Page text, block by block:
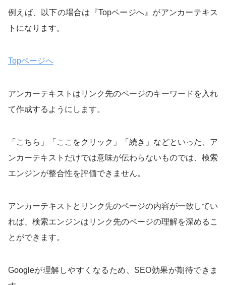
例えば、以下の場合は『Topページへ』がアンカーテキス
トになります。
Topページへ
アンカーテキストはリンク先のページのキーワードを入れ
て作成するようにします。
「こちら」「ここをクリック」「続き」などといった、ア
ンカーテキストだけでは意味が伝わらないものでは、検索
エンジンが整合性を評価できません。
アンカーテキストとリンク先のページの内容が一致してい
れば、検索エンジンはリンク先のページの理解を深めるこ
とができます。
Googleが理解しやすくなるため、SEO効果が期待できま